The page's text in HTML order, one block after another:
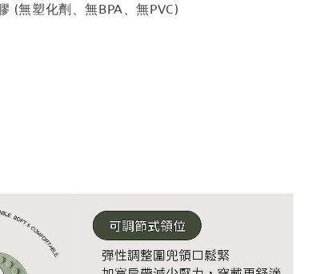
(無塑化劑、無BPA、無PVC)